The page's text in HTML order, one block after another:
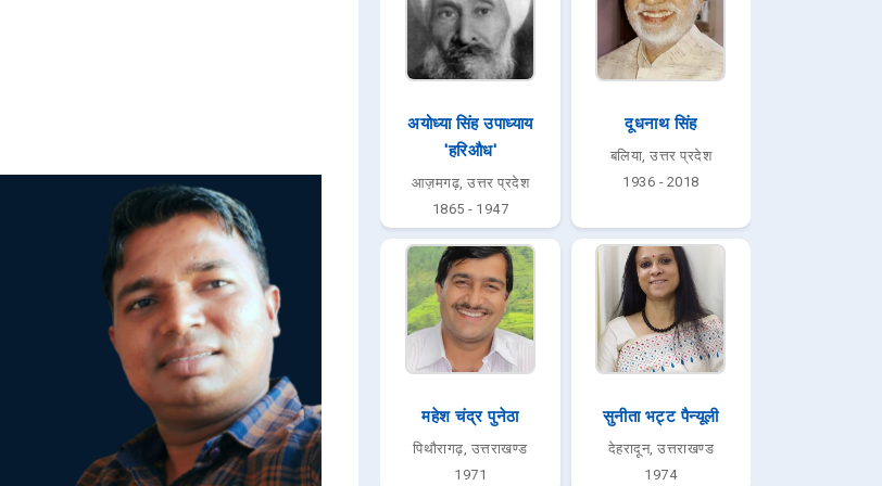
अयोध्या सिंह उपाध्याय
'हरिऔध'
आज़मगढ़, उत्तर प्रदेश
1865 - 1947
दूधनाथ सिंह
बलिया, उत्तर प्रदेश
1936 - 2018
महेश चंद्र पुनेठा
पिथौरागढ़, उत्तराखण्ड
1971
सुनीता भट्ट पैन्यूली
देहरादून, उत्तराखण्ड
1974